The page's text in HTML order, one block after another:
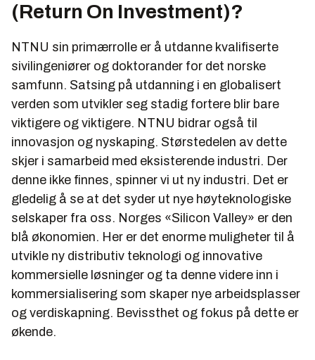
(Return On Investment)?
NTNU sin primærrolle er å utdanne kvalifiserte
sivilingeniører og doktorander for det norske
samfunn. Satsing på utdanning i en globalisert
verden som utvikler seg stadig fortere blir bare
viktigere og viktigere. NTNU bidrar også til
innovasjon og nyskaping. Størstedelen av dette
skjer i samarbeid med eksisterende industri. Der
denne ikke finnes, spinner vi ut ny industri. Det er
gledelig å se at det syder ut nye høyteknologiske
selskaper fra oss. Norges «Silicon Valley» er den
blå økonomien. Her er det enorme muligheter til å
utvikle ny distributiv teknologi og innovative
kommersielle løsninger og ta denne videre inn i
kommersialisering som skaper nye arbeidsplasser
og verdiskapning. Bevissthet og fokus på dette er
økende.